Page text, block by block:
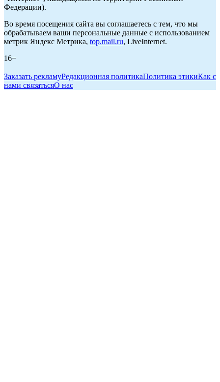
Федерации).
Во время посещения сайта вы соглашаетесь с тем, что мы
обрабатываем ваши персональные данные с использованием
метрик Яндекс Метрика, top.mail.ru, LiveInternet.
16+
Заказать рекламуРедакционная политикаПолитика этикиКак с
нами связатьсяО нас